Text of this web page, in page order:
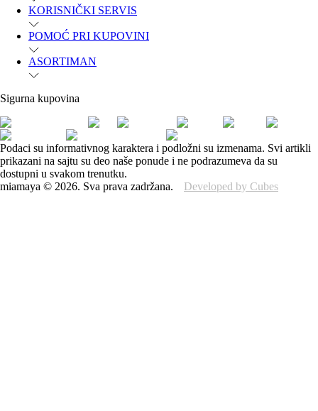
KORISNIČKI SERVIS
POMOĆ PRI KUPOVINI
ASORTIMAN
Sigurna kupovina
Podaci su informativnog karaktera i podložni su izmenama. Svi artikli
prikazani na sajtu su deo naše ponude i ne podrazumeva da su
dostupni u svakom trenutku.
miamaya © 2026. Sva prava zadržana. Developed by Cubes